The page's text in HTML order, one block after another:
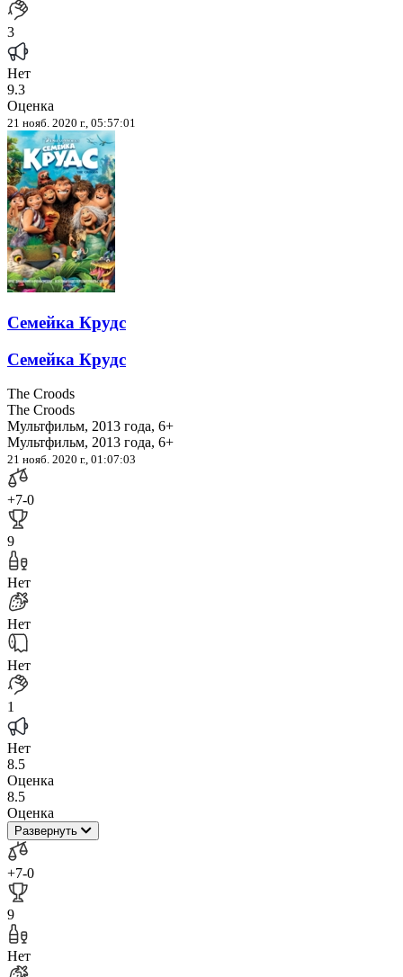
3
Нет
9.3
Оценка
21 нояб. 2020 г., 05:57:01
Семейка Крудс
Семейка Крудс
The Croods
The Croods
Мультфильм, 2013 года, 6+
Мультфильм, 2013 года, 6+
21 нояб. 2020 г., 01:07:03
+7-0
9
Нет
Нет
Нет
1
Нет
8.5
Оценка
8.5
Оценка
Развернуть
+7-0
9
Нет